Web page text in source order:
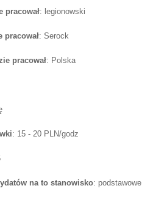
pracował: legionowski
pracował: Serock
pracował: Polska
: 15 - 20 PLN/godz
na to stanowisko: podstawowe